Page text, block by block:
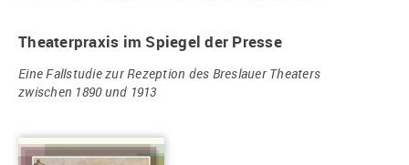
Theaterpraxis im Spiegel der Presse
Eine Fallstudie zur Rezeption des Breslauer Theaters
zwischen 1890 und 1913